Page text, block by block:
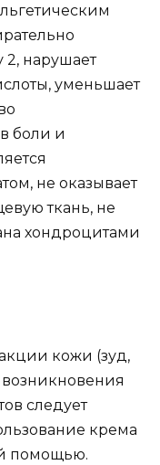
2, нарушает
уменьшает
боли и
не оказывает
ткань, не
хондроцитами
кожи (зуд,
следует
крема
помощью.